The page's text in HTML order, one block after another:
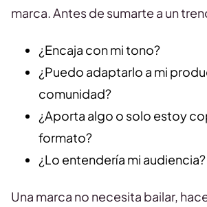
marca. Antes de sumarte a un
¿Encaja con mi tono?
¿Puedo adaptarlo a mi
comunidad?
¿Aporta algo o solo estoy
formato?
¿Lo entendería mi audiencia?
Una marca no necesita bailar,